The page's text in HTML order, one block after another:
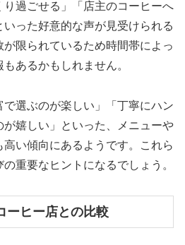
過ごせる」「店主のコーヒーへ
った好意的な声が見受けられる
限られているため時間帯によっ
あるかもしれません。
で選ぶのが楽しい」「丁寧にハン
が嬉しい」といった、メニューや
い傾向にあるようです。これら
重要なヒントになるでしょう。
ーヒー店との比較